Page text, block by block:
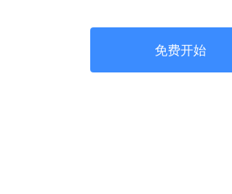
免费开始